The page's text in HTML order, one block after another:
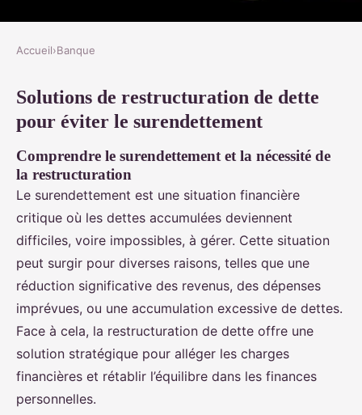
Solutions de restructuration de
dette pour éviter le
surendettement
Sarah•4 décembre 2024• 7 min de lecture
Accueil›Banque
Solutions de restructuration de dette
pour éviter le surendettement
Comprendre le surendettement et la nécessité de
la restructuration
Le surendettement est une situation financière
critique où les dettes accumulées deviennent
difficiles, voire impossibles, à gérer. Cette situation
peut surgir pour diverses raisons, telles que une
réduction significative des revenus, des dépenses
imprévues, ou une accumulation excessive de dettes.
Face à cela, la restructuration de dette offre une
solution stratégique pour alléger les charges
financières et rétablir l’équilibre dans les finances
personnelles.